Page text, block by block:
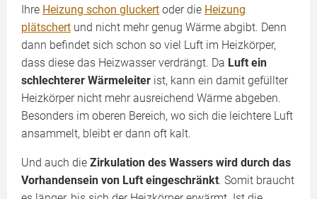
Ihre Heizung schon gluckert oder die Heizung
plätschert und nicht mehr genug Wärme abgibt. Denn
dann befindet sich schon so viel Luft im Heizkörper,
dass diese das Heizwasser verdrängt. Da Luft ein
schlechterer Wärmeleiter ist, kann ein damit gefüllter
Heizkörper nicht mehr ausreichend Wärme abgeben.
Besonders im oberen Bereich, wo sich die leichtere Luft
ansammelt, bleibt er dann oft kalt.
Und auch die Zirkulation des Wassers wird durch das
Vorhandensein von Luft eingeschränkt. Somit braucht